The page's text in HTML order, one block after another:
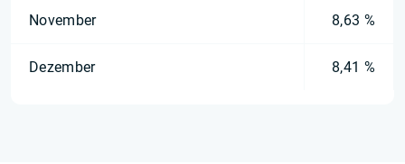
November 8,63 %
Dezember 8,41 %